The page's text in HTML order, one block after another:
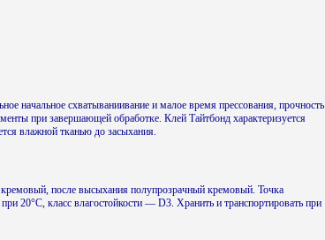
начальное схватываниивание и малое время прессования, прочность
при завершающей обработке. Клей Тайтбонд характеризуется
влажной тканью до засыхания.
после высыхания полупрозрачный кремовый. Точка
20°С, класс влагостойкости — D3. Хранить и транспортировать при